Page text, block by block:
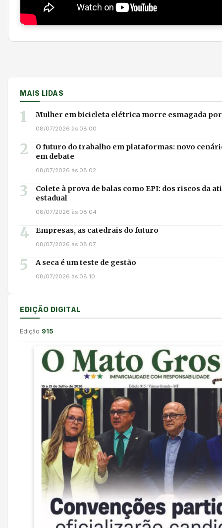
MAIS LIDAS
1 Mulher em bicicleta elétrica morre esmagada
08/07/2026 às 08:00
2
O futuro do trabalho em plataformas: novo
em debate
08/07/2026 às 08:02
3
Colete à prova de balas como EPI: dos riscos da
estadual
08/07/2026 às 08:04
4 Empresas, as catedrais do futuro
08/07/2026 às 08:07
5 A seca é um teste de gestão
08/07/2026 às 08:10
EDIÇÃO DIGITAL
Edição 915